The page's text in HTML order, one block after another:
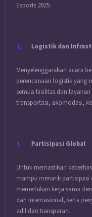
Esports 2025:
Logistik dan
Menyelenggarakan acara
perencanaan logistik yang
semua fasilitas dan
transportasi, akomodasi,
Partisipasi Global
Untuk memastikan
mampu menarik
memerlukan kerja sama
dan internasional, serta
adil dan transparan.